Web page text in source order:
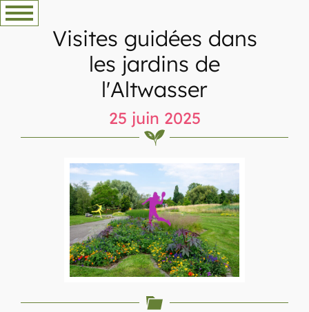
Aller
au
Visites guidées dans
les jardins de
l'Altwasser
25 juin 2025